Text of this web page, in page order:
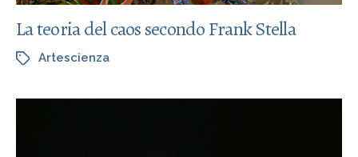
La teoria del caos secondo Frank Stella
Artescienza